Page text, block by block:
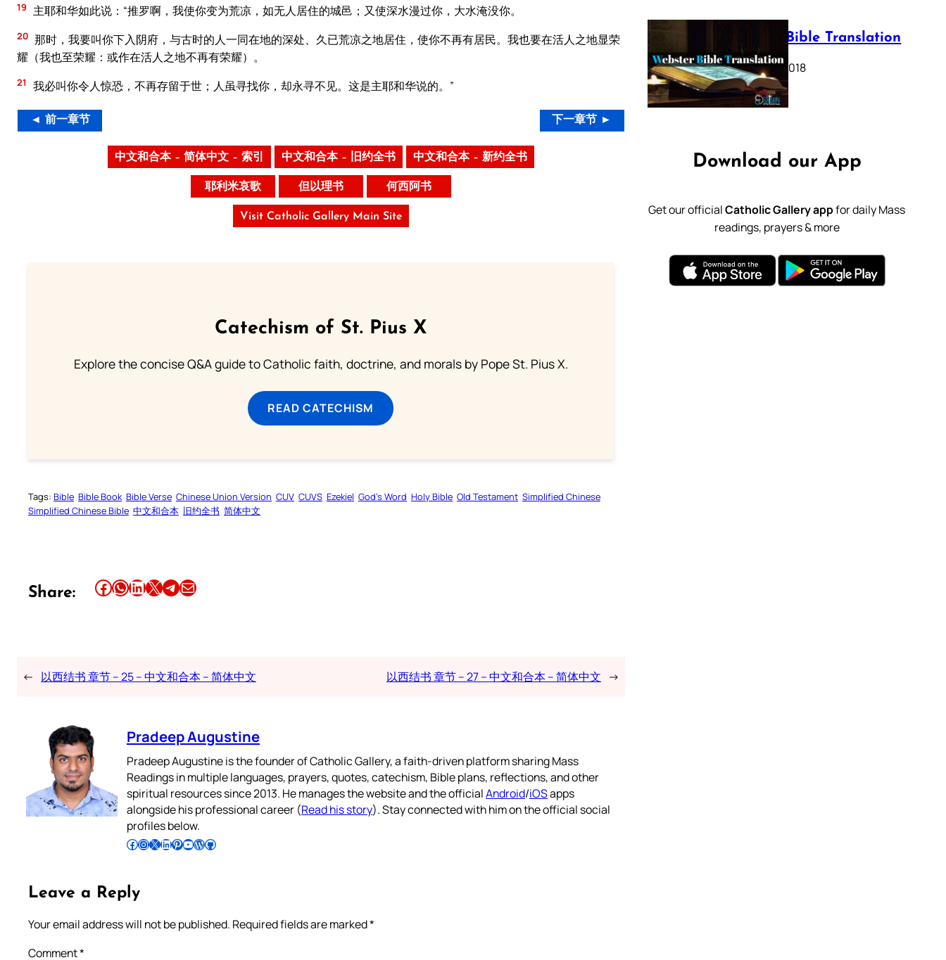
19 主耶和华如此说：“推罗啊，我使你变为荒凉，如无人居住的城邑；又使深水漫过你，大水淹没你。
20 那时，我要叫你下入阴府，与古时的人一同在地的深处、久已荒凉之地居住，使你不再有居民。我也要在活人之地显荣
耀（我也至荣耀：或作在活人之地不再有荣耀）。
21 我必叫你令人惊恐，不再存留于世；人虽寻找你，却永寻不见。这是主耶和华说的。”
◄ 前一章节 下一章节 ►
中文和合本 – 简体中文 – 索引 中文和合本 – 旧约全书 中文和合本 – 新约全书
耶利米哀歌 但以理书 何西阿书
Visit Catholic Gallery Main Site
Catechism of St. Pius X
Explore the concise Q&A guide to Catholic faith, doctrine, and morals by Pope St. Pius X.
READ CATECHISM
Tags: Bible Bible Book Bible Verse Chinese Union Version CUV CUVS Ezekiel God’s Word Holy Bible Old Testament Simplified Chinese
Simplified Chinese Bible 中文和合本 旧约全书 简体中文
Share: Share this article on Facebook Share this article on WhatsApp Share this article on LinkedIn Share this article on X Share this article on TelegramEmail this Article
← 以西结书 章节 – 25 – 中文和合本 – 简体中文 以西结书 章节 – 27 – 中文和合本 – 简体中文 →
Pradeep Augustine
Pradeep Augustine is the founder of Catholic Gallery, a faith-driven platform sharing Mass
Readings in multiple languages, prayers, quotes, catechism, Bible plans, reflections, and other
spiritual resources since 2013. He manages the website and the officialAndroid/iOSapps
alongside his professional career (Read his story). Stay connected with him on the official social
profiles below.
Follow Pradeep on Facebook Follow Pradeep on InstagramFollow Pradeep on X Follow Pradeep on LinkedIn Follow Pradeep on Pinterest Subscribe to Pradeep’s Youtube Channel Follow Pradeep on WordPress Follow Pradeep on GitHub
Leave a Reply
Your email address will not be published. Required fields are marked*
Comment*
Webster Bible Translation
October 11, 2018
Download our App
Get our officialCatholic Gallery appfor daily Mass
readings, prayers & more